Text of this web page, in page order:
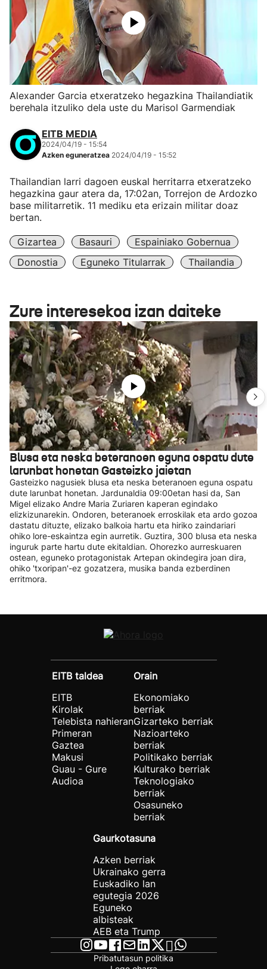
Alexander Garcia etxeratzeko hegazkina Thailandiatik
berehala itzuliko dela uste du Marisol Garmendiak
EITB MEDIA
2024/04/19 - 15:54
Azken eguneratzea 2024/04/19 - 15:52
Thailandian larri dagoen euskal herritarra etxeratzeko
hegazkina gaur atera da, 17:02an, Torrejon de Ardozko
base militarretik. 11 mediku eta erizain militar doaz
bertan.
Gizartea Basauri
Espainiako Gobernua
Donostia
Eguneko Titularrak Thailandia
Zure interesekoa izan daiteke
Blusa eta neska beteranoen eguna ospatu dute
larunbat honetan Gasteizko jaietan
Gasteizko nagusiek blusa eta neska beteranoen eguna ospatu
dute larunbat honetan. Jardunaldia 09:00etan hasi da, San
Migel elizako Andre Maria Zuriaren kaperan egindako
elizkizunarekin. Ondoren, beteranoek erroskilak eta ardo gozoa
dastatu dituzte, elizako balkoia hartu eta hiriko zaindariari
ohiko lore-eskaintza egin aurretik. Guztira, 300 blusa eta neska
inguruk parte hartu dute ekitaldian. Ohorezko aurreskuaren
ostean, eguneko protagonistak Artepan okindegira joan dira,
ohiko 'txoripan'-ez gozatzera, musika banda ezberdinen
erritmora.
EITB taldea
EITB
Kirolak
Telebista nahieran
Primeran
Gaztea
Makusi
Guau - Gure
Audioa
Orain
Ekonomiako
berriak
Gizarteko berriak
Nazioarteko
berriak
Politikako berriak
Kulturako berriak
Teknologiako
berriak
Osasuneko
berriak
Gaurkotasuna
Azken berriak
Ukrainako gerra
Euskadiko lan
egutegia 2026
Eguneko
albisteak
AEB eta Trump
Pribatutasun politika